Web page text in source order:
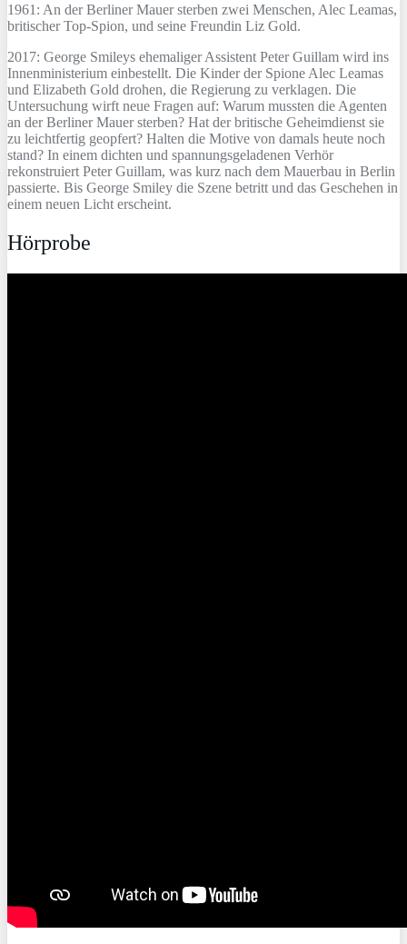
1961: An der Berliner Mauer sterben zwei Menschen, Alec Leamas,
britischer Top-Spion, und seine Freundin Liz Gold.
2017: George Smileys ehemaliger Assistent Peter Guillam wird ins
Innenministerium einbestellt. Die Kinder der Spione Alec Leamas
und Elizabeth Gold drohen, die Regierung zu verklagen. Die
Untersuchung wirft neue Fragen auf: Warum mussten die Agenten
an der Berliner Mauer sterben? Hat der britische Geheimdienst sie
zu leichtfertig geopfert? Halten die Motive von damals heute noch
stand? In einem dichten und spannungsgeladenen Verhör
rekonstruiert Peter Guillam, was kurz nach dem Mauerbau in Berlin
passierte. Bis George Smiley die Szene betritt und das Geschehen in
einem neuen Licht erscheint.
Hörprobe